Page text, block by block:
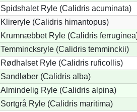
Spidshalet Ryle (Calidris acuminata)
Klireryle (Calidris himantopus)
Krumnæbbet Ryle (Calidris
Temmincksryle (Calidris temminckii)
Rødhalset Ryle (Calidris ruficollis)
Sandløber (Calidris alba)
Almindelig Ryle (Calidris alpina)
Sortgrå Ryle (Calidris maritima)